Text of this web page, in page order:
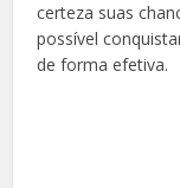
certeza suas
possível
de forma efetiva.